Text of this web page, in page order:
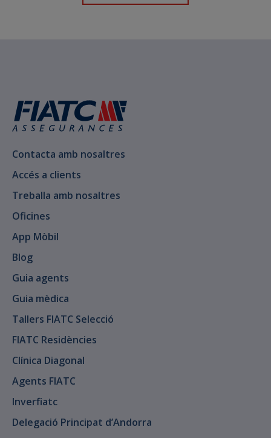
Contacta amb nosaltres
Accés a clients
Treballa amb nosaltres
Oficines
App Mòbil
Blog
Guia agents
Guia mèdica
Tallers FIATC Selecció
FIATC Residències
Clínica Diagonal
Agents FIATC
Inverfiatc
Delegació Principat d’Andorra